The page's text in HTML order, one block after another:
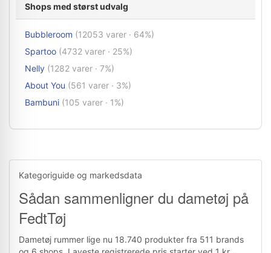
Shops med størst udvalg
Bubbleroom (12053 varer · 64%)
Spartoo (4732 varer · 25%)
Nelly (1282 varer · 7%)
About You (561 varer · 3%)
Bambuni (105 varer · 1%)
Kategoriguide og markedsdata
Sådan sammenligner du dametøj på
FedtTøj
Dametøj rummer lige nu 18.740 produkter fra 511 brands